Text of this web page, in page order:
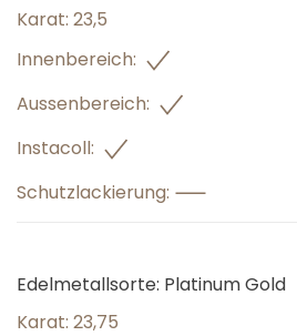
Karat: 23,5
Innenbereich:
Aussenbereich:
Instacoll:
Schutzlackierung:
Edelmetallsorte: Platinum Gold
Karat: 23,75